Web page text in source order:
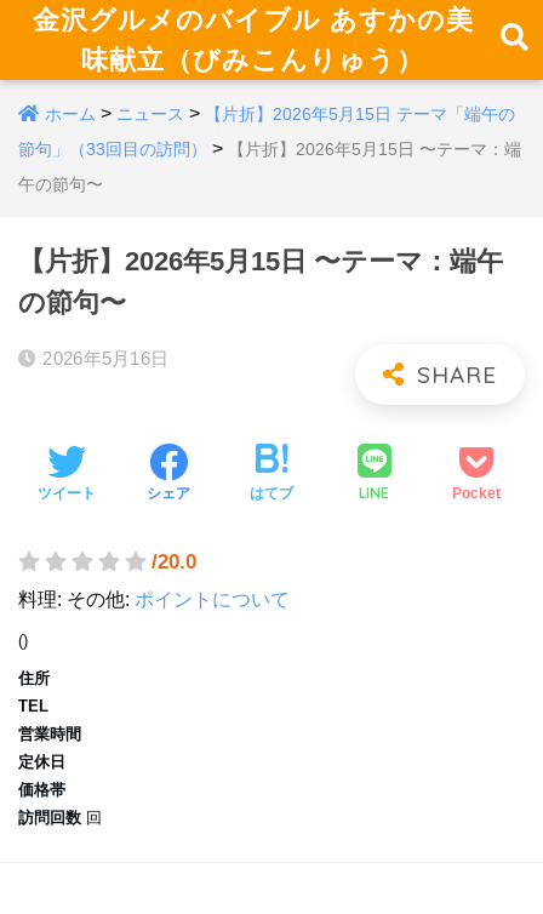
金沢グルメのバイブル あすかの美
味献立（びみこんりゅう）
ホーム > ニュース >
【片折】2026年5月15日 テーマ「端午の
節句」（33回目の訪問）
>
【片折】2026年5月15日 〜テーマ：端
午の節句〜
【片折】2026年5月15日 〜テーマ：端午
の節句〜
2026年5月16日
ツイート シェア はてブ LINE Pocket
/20.0
料理: その他: ポイントについて
()
住所
TEL
営業時間
定休日
価格帯
訪問回数 回